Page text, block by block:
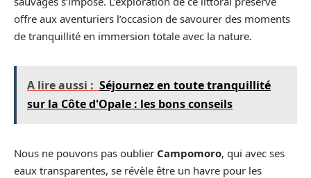
offre aux aventuriers l’occasion de savourer des moments
de tranquillité en immersion totale avec la nature.
A lire aussi : Séjournez en toute tranquillité
sur la Côte d'Opale : les bons conseils
Nous ne pouvons pas oublier Campomoro, qui avec ses
eaux transparentes, se révèle être un havre pour les